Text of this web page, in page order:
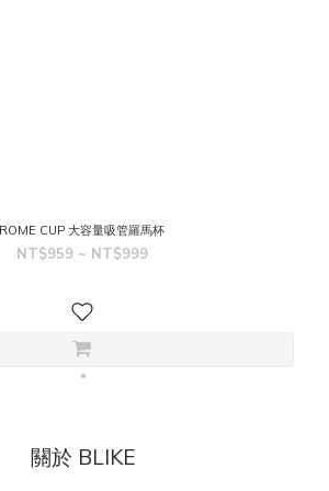
ROME CUP 大容量吸管羅馬杯
NT$959 ~ NT$999
關於 BLIKE